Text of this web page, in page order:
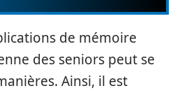
de mémoire
des seniors peut se
Ainsi, il est